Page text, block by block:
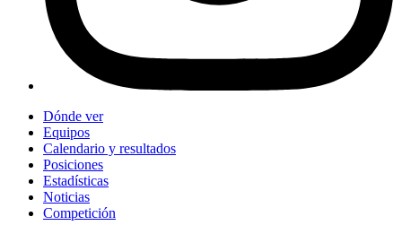
Dónde ver
Equipos
Calendario y resultados
Posiciones
Estadísticas
Noticias
Competición